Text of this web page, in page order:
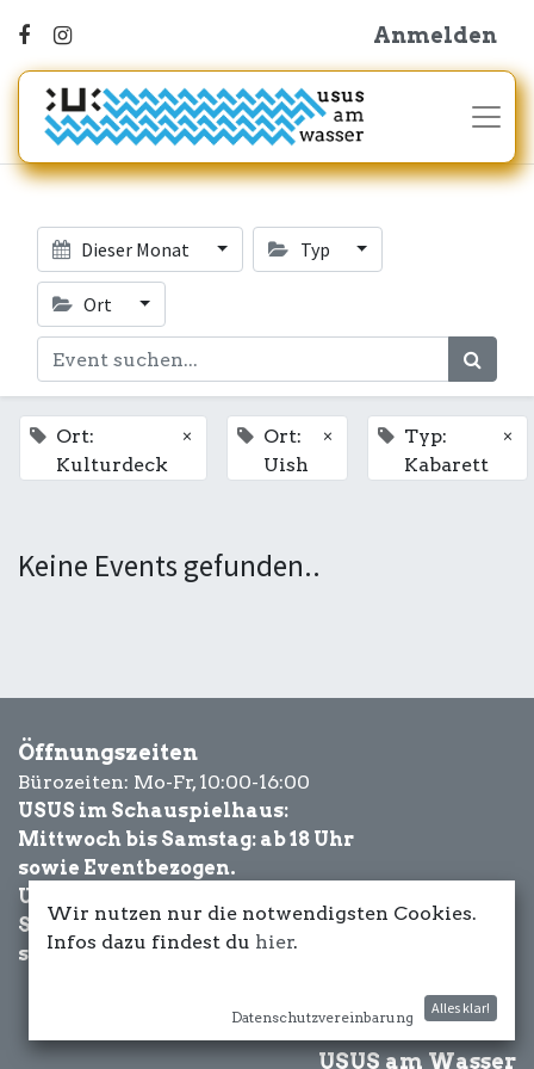
Anmelden
Dieser Monat Typ
Ort
Ort:
Kulturdeck
×
Ort:
Uish
×
Typ:
Kabarett
×
Keine Events gefunden..
Öffnungszeiten
Bürozeiten: Mo-Fr, 10:00-16:00
USUS im Schauspielhaus:
Mittwoch bis Samstag: ab 18 Uhr
sowie Eventbezogen.
USUS am Wasser:
Schönwetter-
sowie Eventbezogen.
USUS am Wasser
Wir nutzen nur die notwendigsten Cookies.
Infos dazu findest du hier.
Datenschutzvereinbarung
Alles klar!